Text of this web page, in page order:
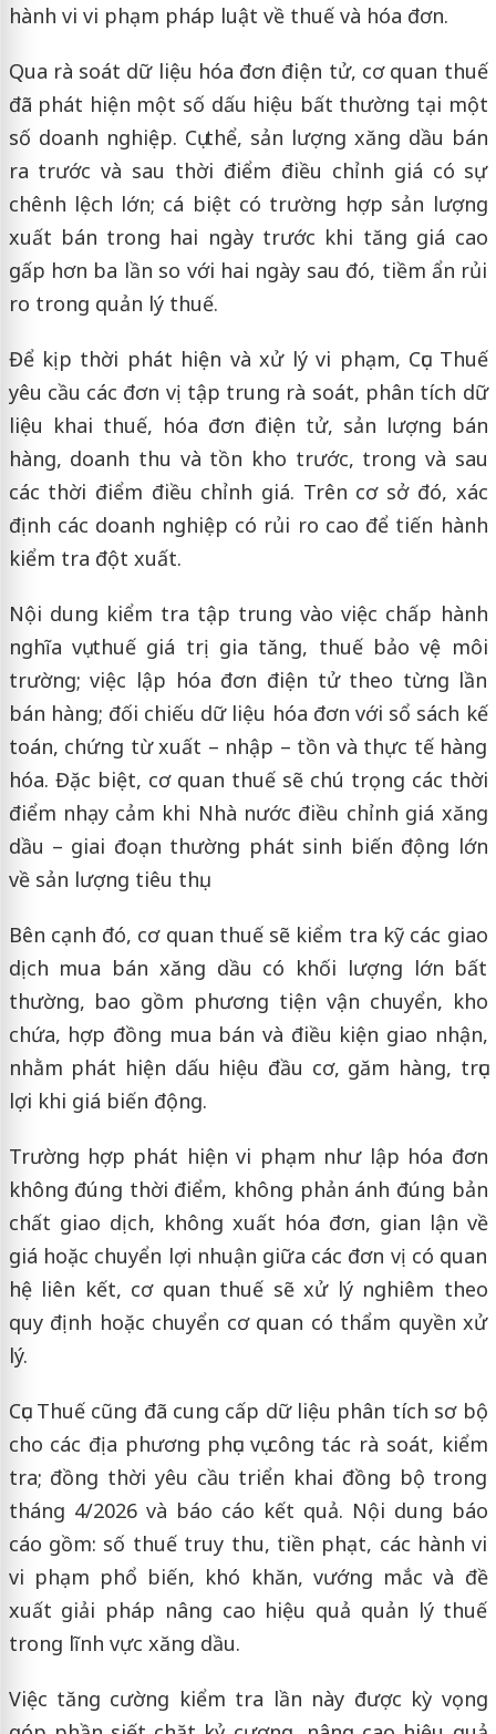
hành vi vi phạm pháp luật về thuế và hóa đơn.
Qua rà soát dữ liệu hóa đơn điện tử, cơ quan thuế
đã phát hiện một số dấu hiệu bất thường tại một
số doanh nghiệp. Cụ thể, sản lượng xăng dầu bán
ra trước và sau thời điểm điều chỉnh giá có sự
chênh lệch lớn; cá biệt có trường hợp sản lượng
xuất bán trong hai ngày trước khi tăng giá cao
gấp hơn ba lần so với hai ngày sau đó, tiềm ẩn rủi
ro trong quản lý thuế.
Để kịp thời phát hiện và xử lý vi phạm, Cục Thuế
yêu cầu các đơn vị tập trung rà soát, phân tích dữ
liệu khai thuế, hóa đơn điện tử, sản lượng bán
hàng, doanh thu và tồn kho trước, trong và sau
các thời điểm điều chỉnh giá. Trên cơ sở đó, xác
định các doanh nghiệp có rủi ro cao để tiến hành
kiểm tra đột xuất.
Nội dung kiểm tra tập trung vào việc chấp hành
nghĩa vụ thuế giá trị gia tăng, thuế bảo vệ môi
trường; việc lập hóa đơn điện tử theo từng lần
bán hàng; đối chiếu dữ liệu hóa đơn với sổ sách kế
toán, chứng từ xuất – nhập – tồn và thực tế hàng
hóa. Đặc biệt, cơ quan thuế sẽ chú trọng các thời
điểm nhạy cảm khi Nhà nước điều chỉnh giá xăng
dầu – giai đoạn thường phát sinh biến động lớn
về sản lượng tiêu thụ.
Bên cạnh đó, cơ quan thuế sẽ kiểm tra kỹ các giao
dịch mua bán xăng dầu có khối lượng lớn bất
thường, bao gồm phương tiện vận chuyển, kho
chứa, hợp đồng mua bán và điều kiện giao nhận,
nhằm phát hiện dấu hiệu đầu cơ, găm hàng, trục
lợi khi giá biến động.
Trường hợp phát hiện vi phạm như lập hóa đơn
không đúng thời điểm, không phản ánh đúng bản
chất giao dịch, không xuất hóa đơn, gian lận về
giá hoặc chuyển lợi nhuận giữa các đơn vị có quan
hệ liên kết, cơ quan thuế sẽ xử lý nghiêm theo
quy định hoặc chuyển cơ quan có thẩm quyền xử
lý.
Cục Thuế cũng đã cung cấp dữ liệu phân tích sơ bộ
cho các địa phương phục vụ công tác rà soát, kiểm
tra; đồng thời yêu cầu triển khai đồng bộ trong
tháng 4/2026 và báo cáo kết quả. Nội dung báo
cáo gồm: số thuế truy thu, tiền phạt, các hành vi
vi phạm phổ biến, khó khăn, vướng mắc và đề
xuất giải pháp nâng cao hiệu quả quản lý thuế
trong lĩnh vực xăng dầu.
Việc tăng cường kiểm tra lần này được kỳ vọng